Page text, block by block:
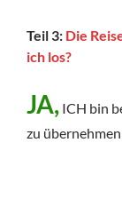
Teil 3: Die
ich los?
JA, ICH bin
zu